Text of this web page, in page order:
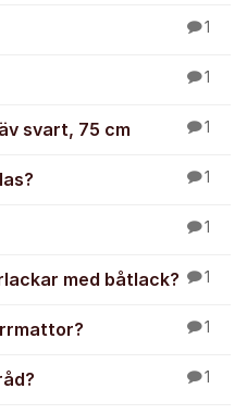
1
1
svart, 75 cm 1
1
1
med båtlack? 1
1
1